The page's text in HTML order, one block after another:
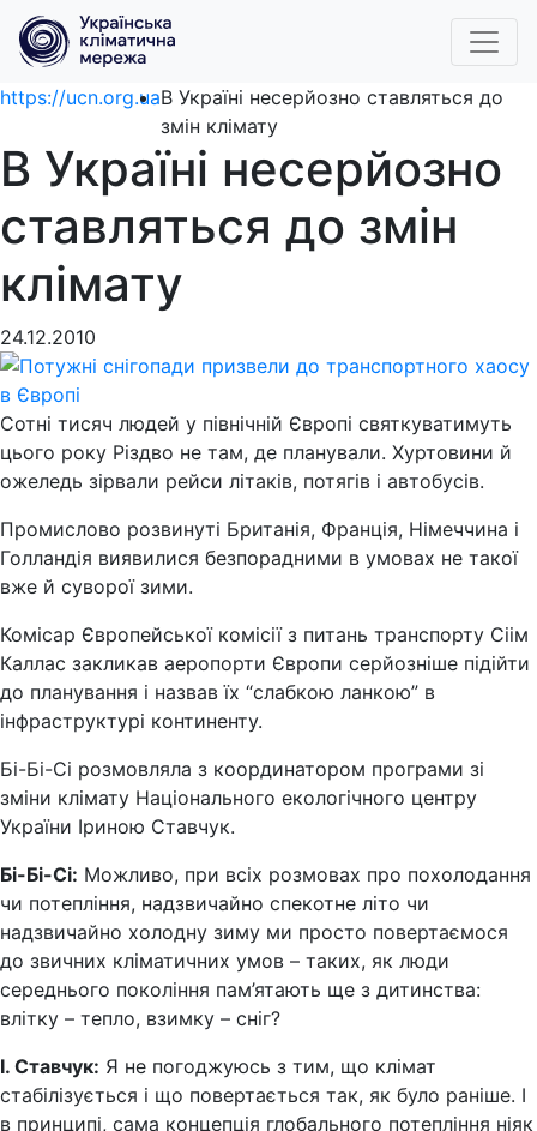
https://ucn.org.uaВ Україні несерйозно ставляться до
змін клімату
В Україні несерйозно
ставляться до змін
клімату
24.12.2010
Сотні тисяч людей у північній Європі святкуватимуть
цього року Різдво не там, де планували. Хуртовини й
ожеледь зірвали рейси літаків, потягів і автобусів.
Промислово розвинуті Британія, Франція, Німеччина і
Голландія виявилися безпорадними в умовах не такої
вже й суворої зими.
Комісар Європейської комісії з питань транспорту Сіім
Каллас закликав аеропорти Європи серйозніше підійти
до планування і назвав їх “слабкою ланкою” в
інфраструктурі континенту.
Бі-Бі-Сі розмовляла з координатором програми зі
зміни клімату Національного екологічного центру
України Іриною Ставчук.
Бі-Бі-Сі: Можливо, при всіх розмовах про похолодання
чи потепління, надзвичайно спекотне літо чи
надзвичайно холодну зиму ми просто повертаємося
до звичних кліматичних умов – таких, як люди
середнього покоління пам’ятають ще з дитинства:
влітку – тепло, взимку – сніг?
І. Ставчук: Я не погоджуюсь з тим, що клімат
стабілізується і що повертається так, як було раніше. І
в принципі, сама концепція глобального потепління ніяк